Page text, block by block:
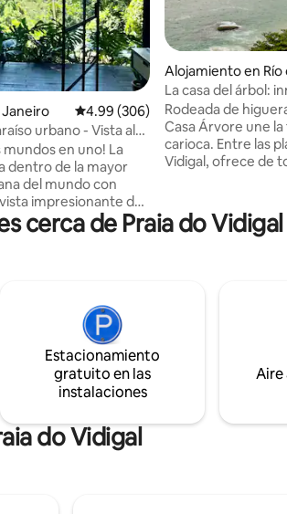
391 reseñas
Janeiro Calificación promedio: 4.99 de 5,
4.99 (306)
urbano - Vista al
mundos en uno! La
dentro de la mayor
del mundo con
impresionante del
otro lado, estarás a 2
minutos en coche
playa, bullicio y
y conduzca unos
tener un coche para
Puedo
Alojamiento en Río
ro
La casa del árbol:
naturaleza de Río
Rodeada de
Casa Árvore une
carioca. Entre las
Vidigal, ofrece de
calles
restaurantes. Los
cerca de Praia do Vidigal
Estacionamiento
gratuito en las
instalaciones
do Vidigal